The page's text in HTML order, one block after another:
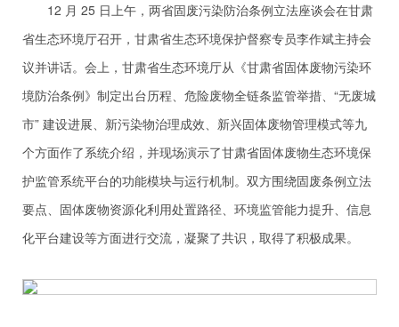
12 月 25 日上午，两省固废污染防治条例立法座谈会在甘肃
省生态环境厅召开，甘肃省生态环境保护督察专员李作斌主持会
议并讲话。会上，甘肃省生态环境厅从《甘肃省固体废物污染环
境防治条例》制定出台历程、危险废物全链条监管举措、“无废城
市” 建设进展、新污染物治理成效、新兴固体废物管理模式等九
个方面作了系统介绍，并现场演示了甘肃省固体废物生态环境保
护监管系统平台的功能模块与运行机制。双方围绕固废条例立法
要点、固体废物资源化利用处置路径、环境监管能力提升、信息
化平台建设等方面进行交流，凝聚了共识，取得了积极成果。